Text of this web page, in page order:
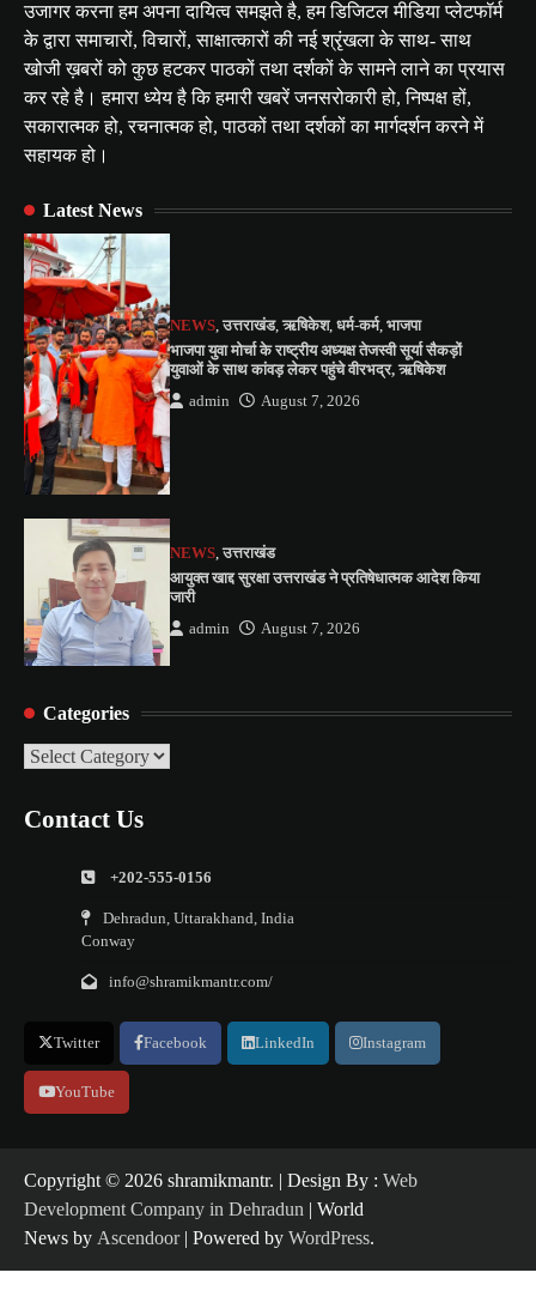
उजागर करना हम अपना दायित्व समझते है, हम डिजिटल मीडिया प्लेटफॉर्म
के द्वारा समाचारों, विचारों, साक्षात्कारों की नई श्रृंखला के साथ- साथ
खोजी ख़बरों को कुछ हटकर पाठकों तथा दर्शकों के सामने लाने का प्रयास
कर रहे है। हमारा ध्येय है कि हमारी खबरें जनसरोकारी हो, निष्पक्ष हों,
सकारात्मक हो, रचनात्मक हो, पाठकों तथा दर्शकों का मार्गदर्शन करने में
सहायक हो।
Latest News
NEWS,उत्तराखंड,ऋषिकेश,धर्म-कर्म,भाजपा
भाजपा युवा मोर्चा के राष्ट्रीय अध्यक्ष तेजस्वी सूर्या सैकड़ों
युवाओं के साथ कांवड़ लेकर पहुंचे वीरभद्र, ऋषिकेश
admin August 7, 2026
NEWS,उत्तराखंड
आयुक्त खाद्द सुरक्षा उत्तराखंड ने प्रतिषेधात्मक आदेश किया
जारी
admin August 7, 2026
Categories
Categories
Contact Us
+202-555-0156
Dehradun, Uttarakhand, India
Conway
info@shramikmantr.com/
Twitter Facebook LinkedIn Instagram
YouTube
Copyright ©️ 2026 shramikmantr. | Design By : Web
Development Company in Dehradun | World
News by Ascendoor| Powered by WordPress.